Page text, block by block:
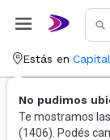
Estás en
No pudimos
Te mostramos
(1406). Podés